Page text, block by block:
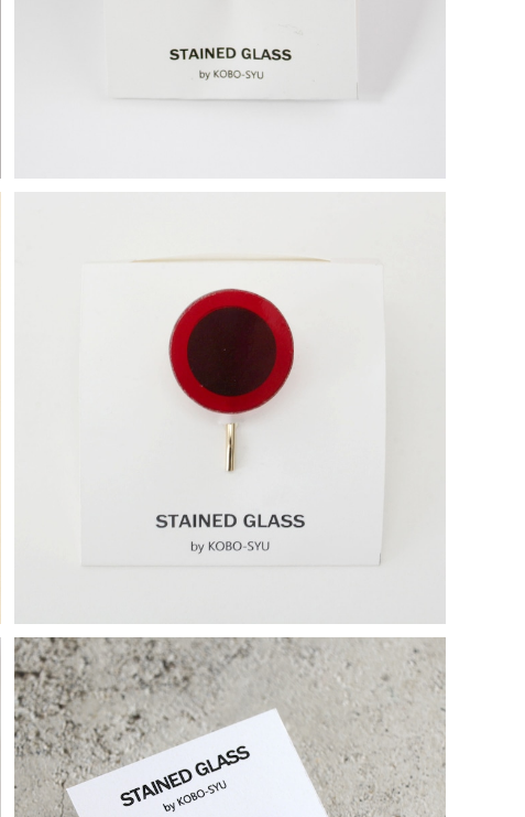
【一点物アクセサリー】長谷川昌彦／ポニーフック／red
¥1,000